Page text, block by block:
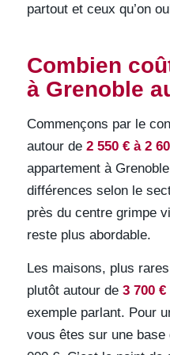
partout et ceux qu’on
Combien
à Grenoble
Commençons par le
autour de 2 550 € à 2
appartement à
différences selon le
près du centre grimpe
reste plus abordable.
Les maisons, plus
plutôt autour de 3 700 €
exemple parlant. Pour
vous êtes sur une base